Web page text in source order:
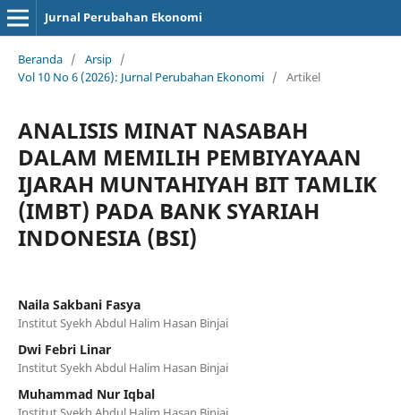
Jurnal Perubahan Ekonomi
Beranda / Arsip /
Vol 10 No 6 (2026): Jurnal Perubahan Ekonomi / Artikel
ANALISIS MINAT NASABAH
DALAM MEMILIH PEMBIYAYAAN
IJARAH MUNTAHIYAH BIT TAMLIK
(IMBT) PADA BANK SYARIAH
INDONESIA (BSI)
Naila Sakbani Fasya
Institut Syekh Abdul Halim Hasan Binjai
Dwi Febri Linar
Institut Syekh Abdul Halim Hasan Binjai
Muhammad Nur Iqbal